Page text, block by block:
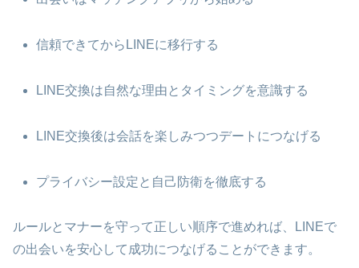
信頼できてからLINEに移行する
LINE交換は自然な理由とタイミングを意識する
LINE交換後は会話を楽しみつつデートにつなげる
プライバシー設定と自己防衛を徹底する
ルールとマナーを守って正しい順序で進めれば、LINEで
の出会いを安心して成功につなげることができます。